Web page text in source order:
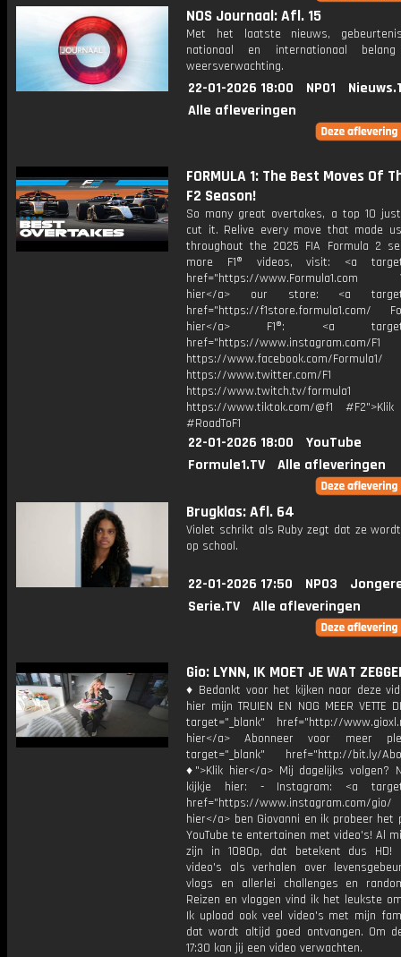
NOS Journaal: Afl. 15
Met het laatste nieuws,
nationaal en internationaal
weersverwachting.
22-01-2026 18:00 NPO1
Alle afleveringen
FORMULA 1: The Best Moves Of
F2 Season!
So many great overtakes, a top 10
cut it. Relive every move that made
throughout the 2025 FIA Formula 2
more F1® videos, visit: <a
href="https://www.Formula1.com
hier</a> our store: <a
href="https://f1store.formula1.com/
hier</a> F1®: <a
href="https://www.instagram.com/F1
https://www.facebook.com/Formula1/
https://www.twitter.com/F1
https://www.twitch.tv/formula1
https://www.tiktok.com/@f1
#RoadToF1
22-01-2026 18:00
YouTube
Formule1.TV
Alle afleveringen
Brugklas: Afl. 64
Violet schrikt als Ruby zegt dat ze
op school.
22-01-2026 17:50 NPO3
Serie.TV
Alle afleveringen
Gio: LYNN, IK MOET JE WAT
♦ Bedankt voor het kijken naar deze
hier mijn TRUIEN EN NOG MEER VETTE
target="_blank" href="http://
hier</a> Abonneer voor meer
target="_blank" href="http://bit.ly/
♦">Klik hier</a> Mij dagelijks volgen?
kijkje hier: - Instagram: <a
href="https://www.instagram.com/
hier</a> ben Giovanni en ik probeer het
YouTube te entertainen met video's! Al
zijn in 1080p, dat betekent dus HD!
video's als verhalen over
vlogs en allerlei challenges en
Reizen en vloggen vind ik het leukste
Ik upload ook veel video's met mijn
dat wordt altijd goed ontvangen. Om
17:30 kan jij een video verwachten.